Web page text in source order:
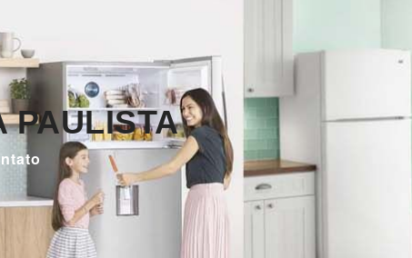
PAULISTA